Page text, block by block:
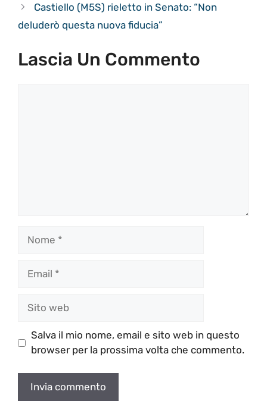
Castiello (M5S) rieletto in Senato: “Non
deluderò questa nuova fiducia”
Lascia Un Commento
Salva il mio nome, email e sito web in questo
browser per la prossima volta che commento.